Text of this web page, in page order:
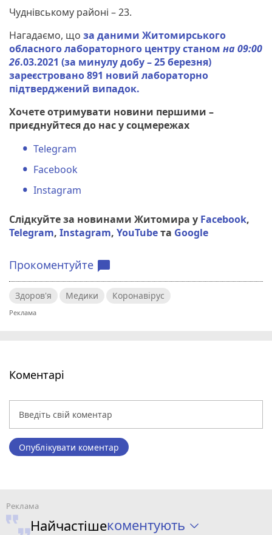
Чуднівському районі – 23.
Нагадаємо, що за даними Житомирського
обласного лабораторного центру станом на 09:00
26.03.2021 (за минулу добу – 25 березня)
зареєстровано 891 новий лабораторно
підтверджений випадок.
Хочете отримувати новини першими –
приєднуйтеся до нас у соцмережах
Telegram
Facebook
Instagram
Слідкуйте за новинами Житомира у Facebook,
Telegram, Instagram, YouTubeта Google
Прокоментуйте chat_bubble
Здоров'я Медики Коронавірус
Коментарі
Опублікувати коментар
Найчастішекоментують